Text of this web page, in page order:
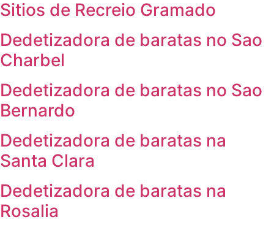
Sitios de Recreio Gramado
Dedetizadora de baratas no Sao
Charbel
Dedetizadora de baratas no Sao
Bernardo
Dedetizadora de baratas na
Santa Clara
Dedetizadora de baratas na
Rosalia